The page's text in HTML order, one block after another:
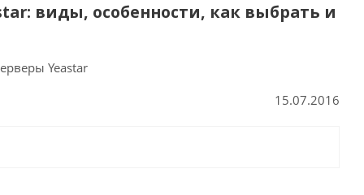
виды, особенности, как выбрать и
Yeastar
15.07.2016